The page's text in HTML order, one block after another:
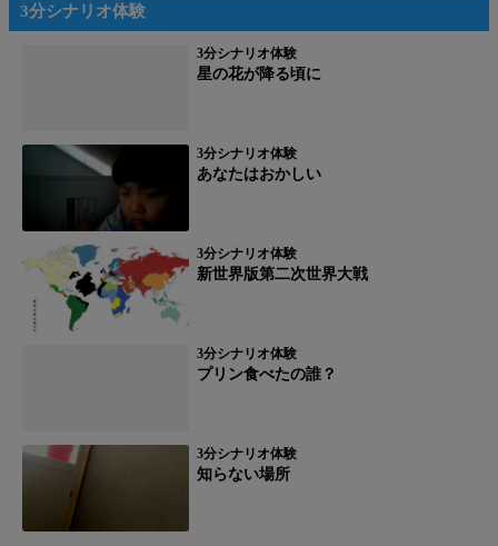
3分シナリオ体験
3分シナリオ体験
星の花が降る頃に
3分シナリオ体験
あなたはおかしい
3分シナリオ体験
新世界版第二次世界大戦
3分シナリオ体験
プリン食べたの誰？
3分シナリオ体験
知らない場所